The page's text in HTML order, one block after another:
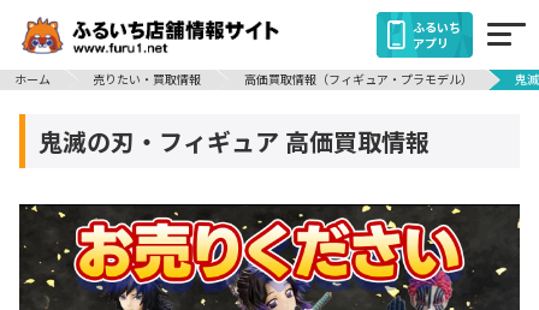
ふるいち
アプリ
ホーム
売りたい・買取情報 高価買取情報（フィギュア・プラモデル） 鬼
鬼滅の刃・フィギュア 高価買取情報